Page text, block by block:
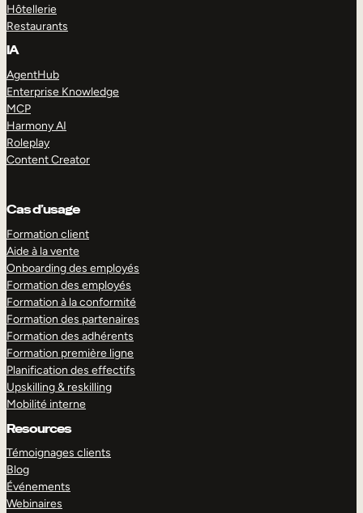
Hôtellerie
Restaurants
IA
AgentHub
Enterprise Knowledge
MCP
Harmony AI
Roleplay
Content Creator
Cas d’usage
Formation client
Aide à la vente
Onboarding des employés
Formation des employés
Formation à la conformité
Formation des partenaires
Formation des adhérents
Formation première ligne
Planification des effectifs
Upskilling & reskilling
Mobilité interne
Resources
Témoignages clients
Blog
Événements
Webinaires